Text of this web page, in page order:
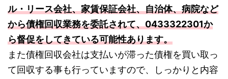
ル・リース会社、家賃保証会社、自治体、病院など
から債権回収業務を委託されて、0433322301か
ら督促をしてきている可能性あります。
また債権回収会社は支払いが滞った債権を買い取っ
て回収する事も行っていますので、しっかりと内容